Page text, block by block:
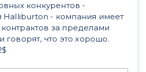
конкурентов -
Halliburton - компания имеет
за пределами
говорят, что это хорошо.